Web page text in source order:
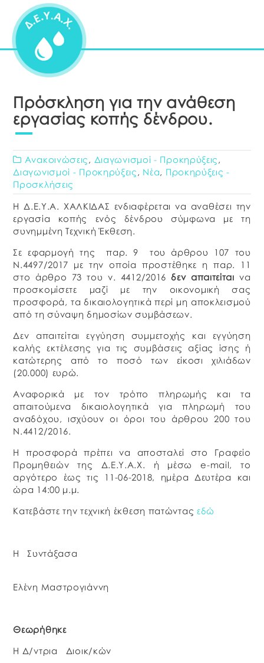
Πρόσκληση για την ανάθεση
εργασίας κοπής δένδρου.
Ανακοινώσεις , Διαγωνισμοί - Προκηρύξεις ,
Διαγωνισμοί - Προκηρύξεις , Νέα, Προκηρύξεις -
Προσκλήσεις
Η Δ.Ε.Υ.Α. ΧΑΛΚΙΔΑΣ ενδιαφέρεται να αναθέσει την
εργασία κοπής ενός δένδρου σύμφωνα με τη
συνημμένη Τεχνική Έκθεση.
Σε εφαρμογή της παρ. 9 του άρθρου 107 του
Ν.4497/2017 με την οποία προστέθηκε η παρ. 11
στο άρθρο 73 του ν. 4412/2016δεν απαιτείται να
προσκομίσετε μαζί με την οικονομική σας
προσφορά, τα δικαιολογητικά περί μη αποκλεισμού
από τη σύναψη δημοσίων συμβάσεων.
Δεν απαιτείται εγγύηση συμμετοχής και εγγύηση
καλής εκτέλεσης για τις συμβάσεις αξίας ίσης ή
κατώτερης από το ποσό των είκοσι χιλιάδων
(20.000) ευρώ.
Αναφορικά με τον τρόπο πληρωμής και τα
απαιτούμενα δικαιολογητικά για πληρωμή του
αναδόχου, ισχύουν οι όροι του άρθρου 200 του
Ν.4412/2016.
Η προσφορά πρέπει να αποσταλεί στο Γραφείο
Προμηθειών της Δ.Ε.Υ.Α.Χ. ή μέσω e-mail, το
αργότερο έως τις 11-06-2018, ημέρα Δευτέρα και
ώρα 14:00 μ.μ.
Κατεβάστε την τεχνική έκθεση πατώντας εδώ
Η Συντάξασα
Ελένη Μαστρογιάννη
Θεωρήθηκε
Η Δ/ντρια Διοικ/κών